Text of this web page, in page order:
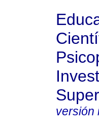
versión